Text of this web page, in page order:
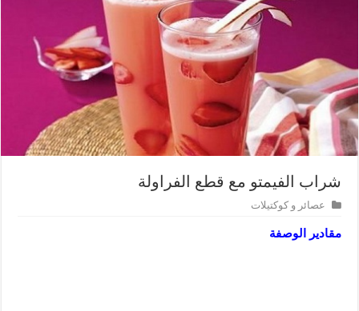
شراب الفيمتو مع قطع الفراولة
عصائر و كوكتيلات
مقادير الوصفة